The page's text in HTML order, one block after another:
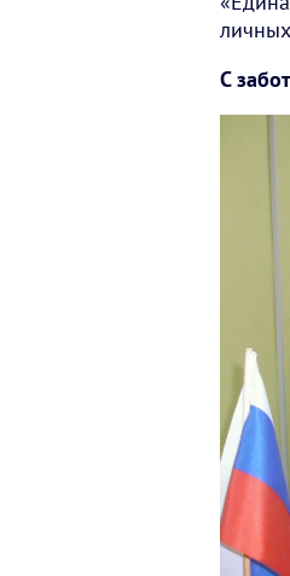
С